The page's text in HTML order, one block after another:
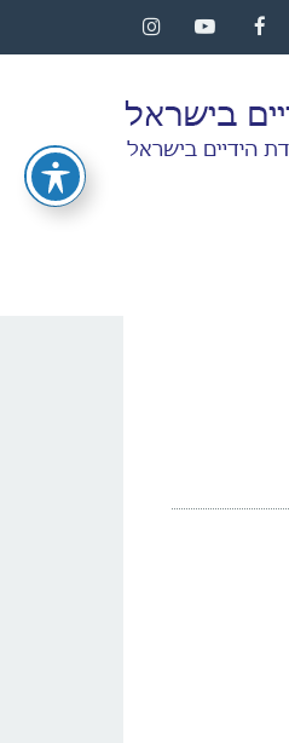
Facebook
YouTube
Instagram